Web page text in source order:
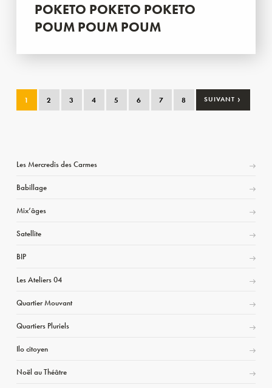
POKETO POKETO POKETO
POUM POUM POUM
1 2 3 4 5 6 7 8 SUIVANT ›
Les Mercredis des Carmes
Babillage
Mix’âges
Satellite
BIP
Les Ateliers 04
Quartier Mouvant
Quartiers Pluriels
Ilo citoyen
Noël au Théâtre